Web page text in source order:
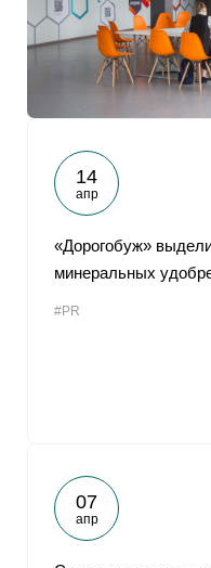
14
апр
«Дорогобуж»
минеральных
#PR
07
апр